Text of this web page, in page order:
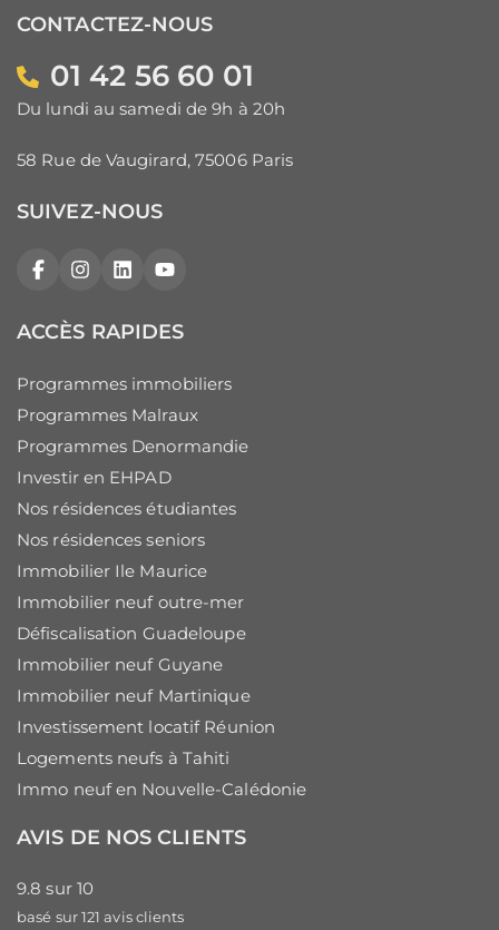
CONTACTEZ-NOUS
01 42 56 60 01
Du lundi au samedi de 9h à 20h
58 Rue de Vaugirard, 75006 Paris
SUIVEZ-NOUS
FacebookInstagram
LinkedInYouTube
ACCÈS RAPIDES
Programmes immobiliers
Programmes Malraux
Programmes Denormandie
Investir en EHPAD
Nos résidences étudiantes
Nos résidences seniors
Immobilier Ile Maurice
Immobilier neuf outre-mer
Défiscalisation Guadeloupe
Immobilier neuf Guyane
Immobilier neuf Martinique
Investissement locatif Réunion
Logements neufs à Tahiti
Immo neuf en Nouvelle-Calédonie
AVIS DE NOS CLIENTS
9.8 sur 10
basé sur 121 avis clients